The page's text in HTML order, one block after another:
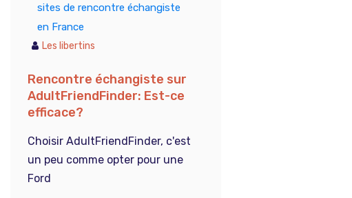
sites de rencontre échangiste
en France
Les libertins
Rencontre échangiste sur
AdultFriendFinder: Est-ce
efficace?
Choisir AdultFriendFinder, c'est
un peu comme opter pour une
Ford